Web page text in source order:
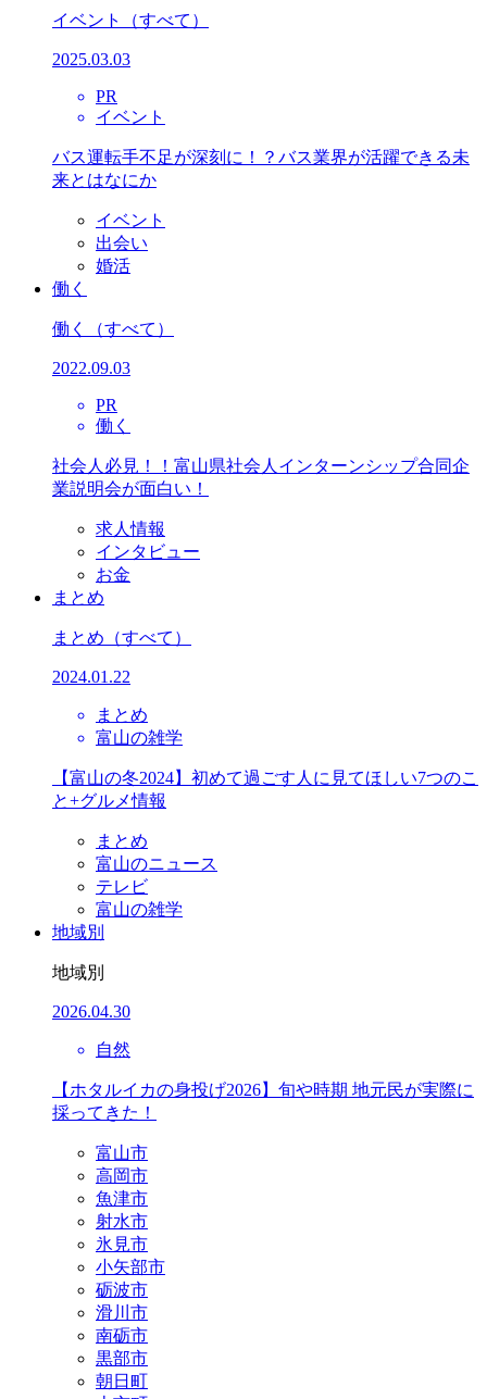
イベント （すべて）
2025.03.03
PR
イベント
バス運転手不足が深刻に！？バス業界が活躍できる未
来とはなにか
イベント
出会い
婚活
働く
働く （すべて）
2022.09.03
PR
働く
社会人必見！！富山県社会人インターンシップ合同企
業説明会が面白い！
求人情報
インタビュー
お金
まとめ
まとめ （すべて）
2024.01.22
まとめ
富山の雑学
【富山の冬2024】初めて過ごす人に見てほしい7つのこ
と+グルメ情報
まとめ
富山のニュース
テレビ
富山の雑学
地域別
地域別
2026.04.30
自然
【ホタルイカの身投げ2026】旬や時期 地元民が実際に
採ってきた！
富山市
高岡市
魚津市
射水市
氷見市
小矢部市
砺波市
滑川市
南砺市
黒部市
朝日町